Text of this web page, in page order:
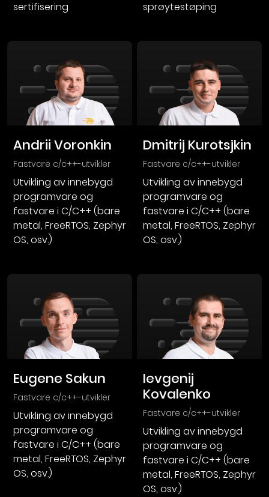
sertifisering sprøytestøping
Andrii Voronkin
fastvare c/c++-utvikler
Utvikling av innebygd
programvare og
fastvare i C/C++ (bare
metal, FreeRTOS, Zephyr
OS, osv.)
Dmitrij Kurotsjkin
fastvare c/c++-utvikler
Utvikling av innebygd
programvare og
fastvare i C/C++ (bare
metal, FreeRTOS, Zephyr
OS, osv.)
Eugene Sakun
fastvare c/c++-utvikler
Utvikling av innebygd
programvare og
fastvare i C/C++ (bare
metal, FreeRTOS, Zephyr
OS, osv.)
Ievgenij
Kovalenko
fastvare c/c++-utvikler
Utvikling av innebygd
programvare og
fastvare i C/C++ (bare
metal, FreeRTOS, Zephyr
OS, osv.)